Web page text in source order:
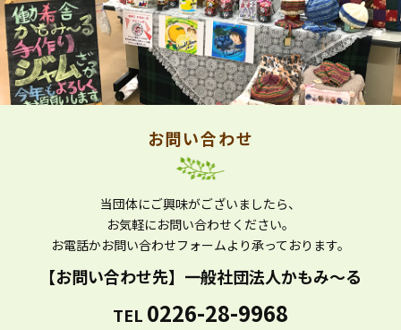
お問い合わせ
当団体にご興味がございましたら、
お気軽にお問い合わせください。
お電話かお問い合わせフォームより承っております。
【お問い合わせ先】 一般社団法人かもみ～る
TEL 0226-28-9968